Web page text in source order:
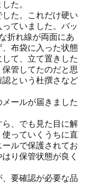
した。
た。これだけ硬い
ていました。バッ
折れ線が両面にあ
布袋に入った状態
て、立て置きした
保管してたのだと思
という杜撰さなど
ールが届きました
、でも見た目に解
っていくうちに直
ルで保護されてお
り保管状態が良く
要確認が必要な品